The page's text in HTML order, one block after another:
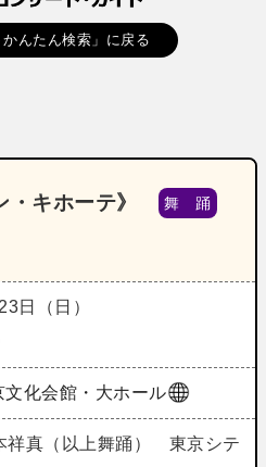
んたん検索」に戻る
キホーテ》 舞 踊
日（日）
文化会館・大ホール
真（以上舞踊） 東京シテ